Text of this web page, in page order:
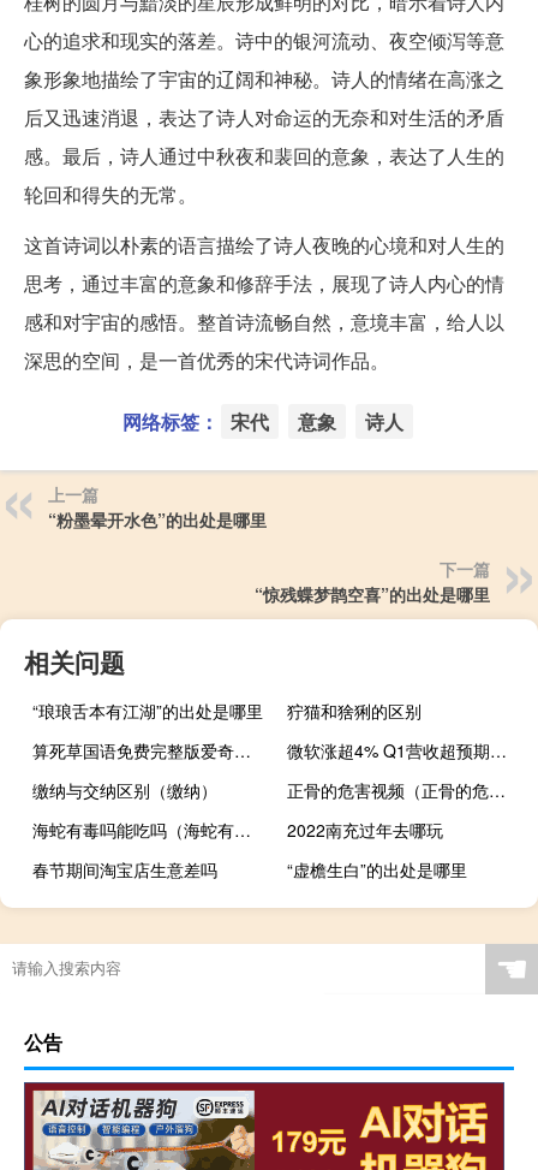
心的追求和现实的落差。诗中的银河流动、夜空倾泻等意
象形象地描绘了宇宙的辽阔和神秘。诗人的情绪在高涨之
后又迅速消退，表达了诗人对命运的无奈和对生活的矛盾
感。最后，诗人通过中秋夜和裴回的意象，表达了人生的
轮回和得失的无常。
这首诗词以朴素的语言描绘了诗人夜晚的心境和对人生的
思考，通过丰富的意象和修辞手法，展现了诗人内心的情
感和对宇宙的感悟。整首诗流畅自然，意境丰富，给人以
深思的空间，是一首优秀的宋代诗词作品。
网络标签： 宋代 意象 诗人
上一篇
“粉墨晕开水色”的出处是哪里
下一篇
“惊残蝶梦鹊空喜”的出处是哪里
相关问题
“琅琅舌本有江湖”的出处是哪里
狞猫和猞猁的区别
算死草国语免费完整版爱奇艺（算死草国语免费完整版）
微软涨超4% Q1营收超预期且增速创一半年新高
缴纳与交纳区别（缴纳）
正骨的危害视频（正骨的危害）
海蛇有毒吗能吃吗（海蛇有毒吗）
2022南充过年去哪玩
春节期间淘宝店生意差吗
“虚檐生白”的出处是哪里
☚
公告